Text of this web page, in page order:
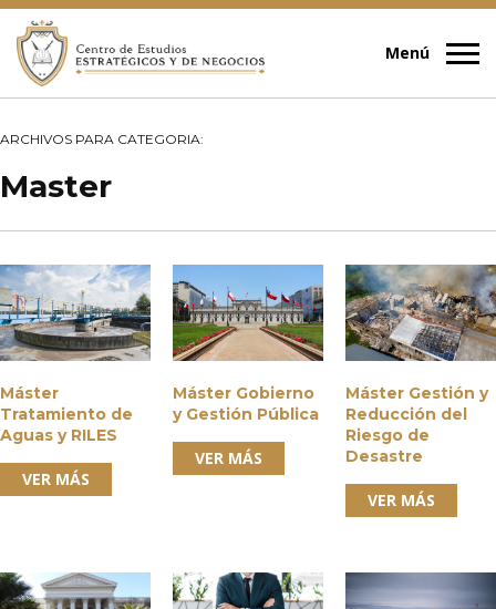
ARCHIVOS PARA CATEGORIA:
Master
Máster
Tratamiento de
Aguas y RILES
VER MÁS
Máster Gobierno
y Gestión Pública
VER MÁS
Máster Gestión y
Reducción del
Riesgo de
Desastre
VER MÁS